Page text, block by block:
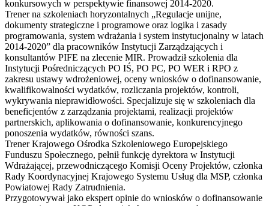
konkursowych w perspektywie finansowej 2014-2020.
Trener na szkoleniach horyzontalnych „Regulacje unijne,
dokumenty strategiczne i programowe oraz logika i zasady
programowania, system wdrażania i system instytucjonalny w latach
2014-2020” dla pracowników Instytucji Zarządzających i
konsultantów PIFE na zlecenie MIR. Prowadził szkolenia dla
Instytucji Pośredniczących PO IŚ, PO PC, PO WER i RPO z
zakresu ustawy wdrożeniowej, oceny wniosków o dofinansowanie,
kwalifikowalności wydatków, rozliczania projektów, kontroli,
wykrywania nieprawidłowości. Specjalizuje się w szkoleniach dla
beneficjentów z zarządzania projektami, realizacji projektów
partnerskich, aplikowania o dofinansowanie, konkurencyjnego
ponoszenia wydatków, równości szans.
Trener Krajowego Ośrodka Szkoleniowego Europejskiego
Funduszu Społecznego, pełnił funkcję dyrektora w Instytucji
Wdrażającej, przewodniczącego Komisji Oceny Projektów, członka
Rady Koordynacyjnej Krajowego Systemu Usług dla MSP, członka
Powiatowej Rady Zatrudnienia.
Przygotowywał jako ekspert opinie do wniosków o dofinansowanie